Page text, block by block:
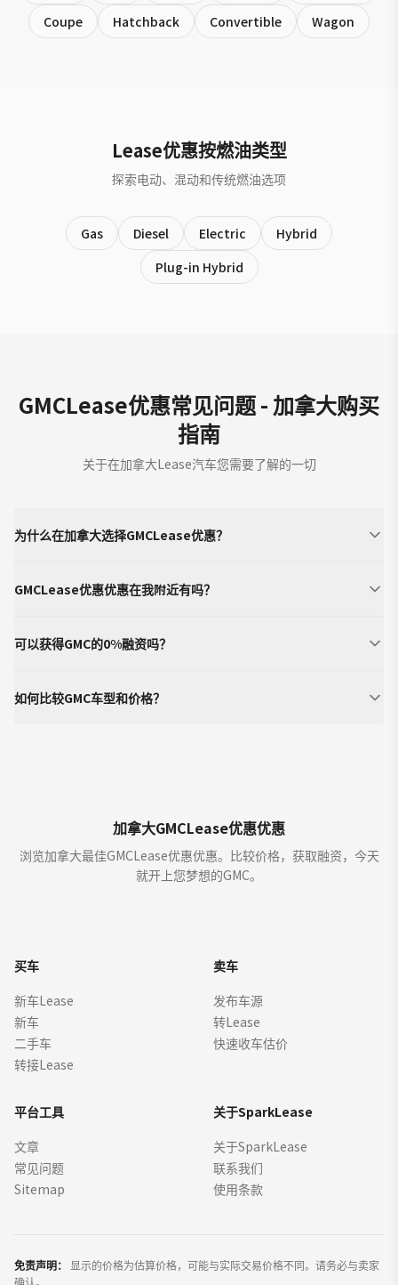
Coupe
Hatchback Convertible Wagon
Lease优惠按燃油类型
探索电动、混动和传统燃油选项
Gas Diesel Electric
Hybrid
Plug-in Hybrid
GMCLease优惠常见问题 - 加拿大购买
指南
关于在加拿大Lease汽车您需要了解的一切
为什么在加拿大选择GMCLease优惠？
GMCLease优惠优惠在我附近有吗？
可以获得GMC的0%融资吗？
如何比较GMC车型和价格？
加拿大GMCLease优惠优惠
浏览加拿大最佳GMCLease优惠优惠。比较价格，获取融资，今天
就开上您梦想的GMC。
买车
新车Lease
新车
二手车
转接Lease
卖车
发布车源
转Lease
快速收车估价
平台工具
文章
常见问题
Sitemap
关于SparkLease
关于SparkLease
联系我们
使用条款
免责声明：
显示的价格为估算价格，可能与实际交易价格不同。请务必与卖家
确认。